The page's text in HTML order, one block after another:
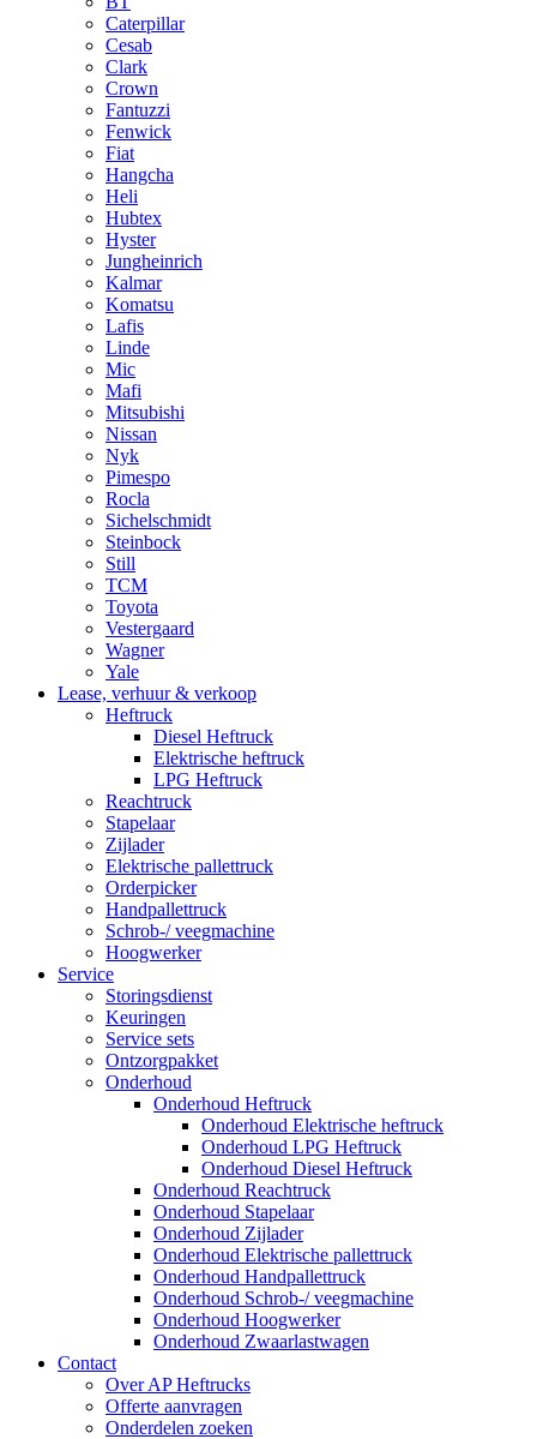
Caterpillar
Cesab
Clark
Crown
Fantuzzi
Fenwick
Fiat
Hangcha
Heli
Hubtex
Hyster
Jungheinrich
Kalmar
Komatsu
Lafis
Linde
Mic
Mafi
Mitsubishi
Nissan
Nyk
Pimespo
Rocla
Sichelschmidt
Steinbock
Still
TCM
Toyota
Vestergaard
Wagner
Yale
Lease, verhuur & verkoop
Heftruck
Diesel Heftruck
Elektrische heftruck
LPG Heftruck
Reachtruck
Stapelaar
Zijlader
Elektrische pallettruck
Orderpicker
Handpallettruck
Schrob-/ veegmachine
Hoogwerker
Service
Storingsdienst
Keuringen
Service sets
Ontzorgpakket
Onderhoud
Onderhoud Heftruck
Onderhoud Elektrische heftruck
Onderhoud LPG Heftruck
Onderhoud Diesel Heftruck
Onderhoud Reachtruck
Onderhoud Stapelaar
Onderhoud Zijlader
Onderhoud Elektrische pallettruck
Onderhoud Handpallettruck
Onderhoud Schrob-/ veegmachine
Onderhoud Hoogwerker
Onderhoud Zwaarlastwagen
Contact
Over AP Heftrucks
Offerte aanvragen
Onderdelen zoeken